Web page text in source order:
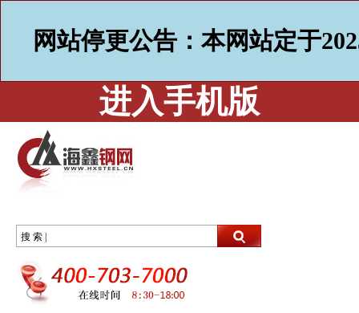
网站停更公告：本网站定于
进入手机版
搜 索 |